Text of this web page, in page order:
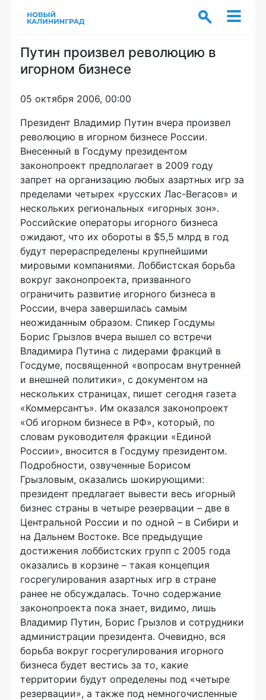
Путин произвел революцию в
игорном бизнесе
05 октября 2006, 00:00
Президент Владимир Путин вчера произвел
революцию в игорном бизнесе России.
Внесенный в Госдуму президентом
законопроект предполагает в 2009 году
запрет на организацию любых азартных игр за
пределами четырех «русских Лас-Вегасов» и
нескольких региональных «игорных зон».
Российские операторы игорного бизнеса
ожидают, что их обороты в $5,5 млрд в год
будут перераспределены крупнейшими
мировыми компаниями. Лоббистская борьба
вокруг законопроекта, призванного
ограничить развитие игорного бизнеса в
России, вчера завершилась самым
неожиданным образом. Спикер Госдумы
Борис Грызлов вчера вышел со встречи
Владимира Путина с лидерами фракций в
Госдуме, посвященной «вопросам внутренней
и внешней политики», с документом на
нескольких страницах, пишет сегодня газета
«Коммерсантъ». Им оказался законопроект
«Об игорном бизнесе в РФ», который, по
словам руководителя фракции «Единой
России», вносится в Госдуму президентом.
Подробности, озвученные Борисом
Грызловым, оказались шокирующими:
президент предлагает вывести весь игорный
бизнес страны в четыре резервации – две в
Центральной России и по одной – в Сибири и
на Дальнем Востоке. Все предыдущие
достижения лоббистских групп с 2005 года
оказались в корзине – такая концепция
госрегулирования азартных игр в стране
ранее не обсуждалась. Точно содержание
законопроекта пока знает, видимо, лишь
Владимир Путин, Борис Грызлов и сотрудники
администрации президента. Очевидно, вся
борьба вокруг госрегулирования игорного
бизнеса будет вестись за то, какие
территории будут определены под «четыре
резервации», а также под немногочисленные